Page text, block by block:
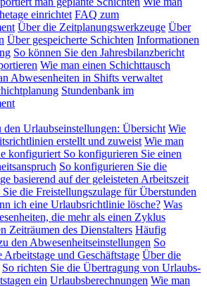
einrichtet FAQ zum
Über die Zeitplanungswerkzeuge Über
Über gespeicherte Schichten Informationen
So können Sie den Jahresbilanzbericht
Wie man einen Schichttausch
Abwesenheiten in Shifts verwaltet
Stundenbank im
Urlaubseinstellungen: Übersicht Wie
erstellt und zuweist Wie man
konfiguriert So konfigurieren Sie einen
So konfigurieren Sie die
basierend auf der geleisteten Arbeitszeit
die Freistellungszulage für Überstunden
ich eine Urlaubsrichtlinie lösche? Was
die mehr als einen Zyklus
Zeiträumen des Dienstalters Häufig
den Abwesenheitseinstellungen So
und Geschäftstage Über die
So richten Sie die Übertragung von Urlaubs-
ein Urlaubsberechnungen Wie man